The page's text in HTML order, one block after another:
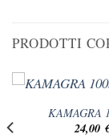
PRODOTTI
KAMAGRA
24,00 €